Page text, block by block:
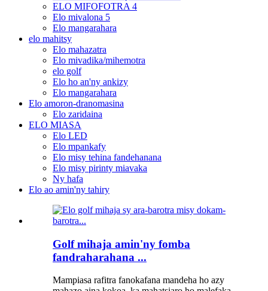
ELO MIFOFOTRA 4
Elo mivalona 5
Elo mangarahara
elo mahitsy
Elo mahazatra
Elo mivadika/mihemotra
elo golf
Elo ho an'ny ankizy
Elo mangarahara
Elo amoron-dranomasina
Elo zaridaina
ELO MIASA
Elo LED
Elo mpankafy
Elo misy tehina fandehanana
Elo misy pirinty miavaka
Ny hafa
Elo ao amin'ny tahiry
Golf mihaja amin'ny fomba
fandraharahana ...
Mampiasa rafitra fanokafana mandeha ho azy